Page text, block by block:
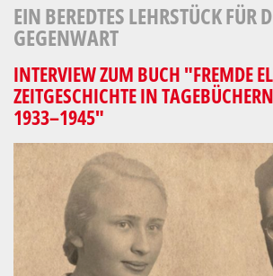
EIN BEREDTES LEHRSTÜCK FÜR
GEGENWART
INTERVIEW ZUM BUCH "FREMDE
ZEITGESCHICHTE IN
1933–1945"